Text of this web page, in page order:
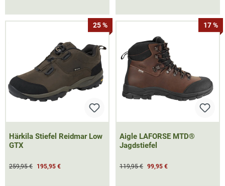
25 %
Härkila Stiefel Reidmar Low
GTX
259,95 € 195,95 €
17 %
Aigle LAFORSE MTD®
Jagdstiefel
119,95 € 99,95 €